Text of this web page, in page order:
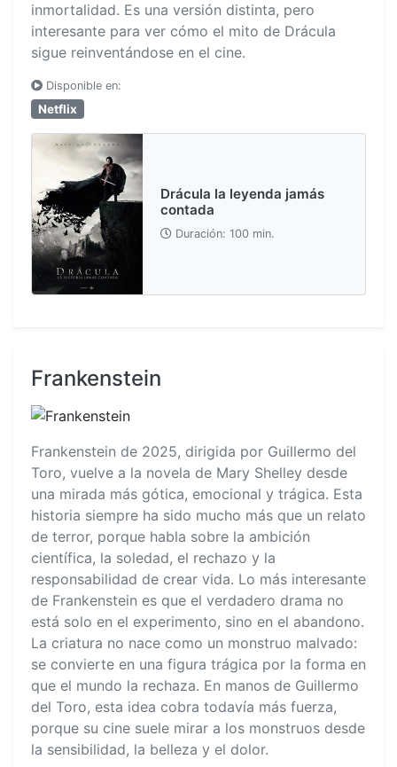
inmortalidad. Es una versión distinta, pero
interesante para ver cómo el mito de Drácula
sigue reinventándose en el cine.
Disponible en:
Netflix
Drácula la leyenda jamás
contada
Duración: 100 min.
Frankenstein
Frankenstein de 2025, dirigida por Guillermo del
Toro, vuelve a la novela de Mary Shelley desde
una mirada más gótica, emocional y trágica. Esta
historia siempre ha sido mucho más que un relato
de terror, porque habla sobre la ambición
científica, la soledad, el rechazo y la
responsabilidad de crear vida. Lo más interesante
de Frankenstein es que el verdadero drama no
está solo en el experimento, sino en el abandono.
La criatura no nace como un monstruo malvado:
se convierte en una figura trágica por la forma en
que el mundo la rechaza. En manos de Guillermo
del Toro, esta idea cobra todavía más fuerza,
porque su cine suele mirar a los monstruos desde
la sensibilidad, la belleza y el dolor.